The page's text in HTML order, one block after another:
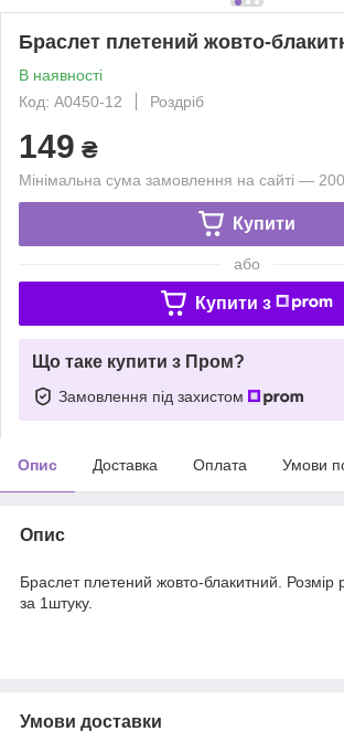
Браслет плетений жовто-
В наявності
Код: A0450-12
Роздріб
149 ₴
Мінімальна сума замовлення на сайті —
Купити
або
Купити з
Що таке купити з Пром?
Замовлення під захистом
Опис Доставка Оплата Умови
Опис
Браслет плетений жовто-блакитний. Розмір
за 1штуку.
Умови доставки